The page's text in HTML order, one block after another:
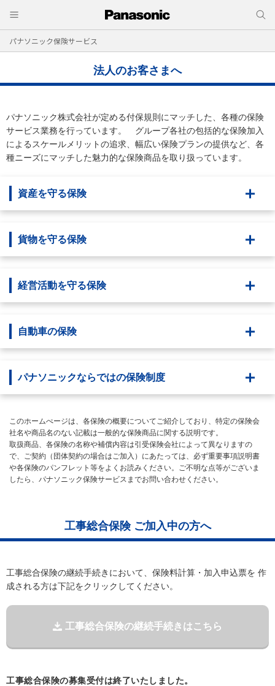
パナソニック保険サービス
法人のお客さまへ
パナソニック株式会社が定める付保規則にマッチした、各種の保険
サービス業務を行っています。 グループ各社の包括的な保険加入
によるスケールメリットの追求、幅広い保険プランの提供など、各
種ニーズにマッチした魅力的な保険商品を取り扱っています。
資産を守る保険
貨物を守る保険
経営活動を守る保険
自動車の保険
パナソニックならではの保険制度
このホームぺージは、各保険の概要についてご紹介しており、特定の保険会
社名や商品名のない記載は一般的な保険商品に関する説明です。
取扱商品、各保険の名称や補償内容は引受保険会社によって異なりますの
で、ご契約（団体契約の場合はご加入）にあたっては、必ず重要事項説明書
や各保険のパンフレット等をよくお読みください。ご不明な点等がございま
したら、パナソニック保険サービスまでお問い合わせください。
工事総合保険 ご加入中の方へ
工事総合保険の継続手続きにおいて、保険料計算・加入申込票を 作
成される方は下記をクリックしてください。
工事総合保険の継続手続きはこちら
工事総合保険の募集受付は終了いたしました。